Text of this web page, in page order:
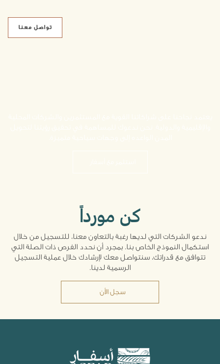
كن مورداً
ندعو الشركات التي لديها رغبة بالتعاون معنا، للتسجيل من خلال
استكمال النموذج الخاص بنا. بمجرد أن نحدد الفرص ذات الصلة التي
تتوافق مع قدراتك، سنتواصل معك لإرشادك خلال عملية التسجيل
الرسمية لدينا.
سجل الأن